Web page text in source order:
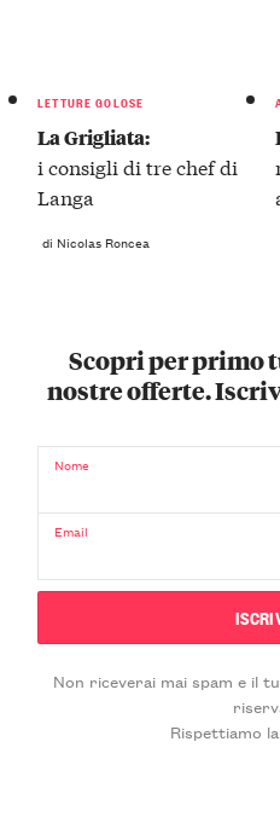
LETTURE GOLOSE
La Grigliata:
i consigli di tre chef di
Langa
di Nicolas Roncea
Scopri per primo
nostre offerte.
Nome
Email
Non riceverai mai spam e il
Rispettiamo